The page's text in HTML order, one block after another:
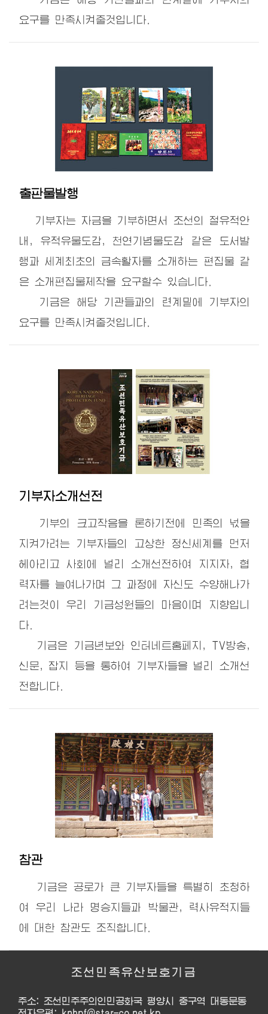
요구를 만족시켜줄것입니다.
출판물발행
기부자는 자금을 기부하면서 조선의 절유적안
내, 유적유물도감, 천연기념물도감 같은 도서발
행과 세계최초의 금속활자를 소개하는 편집물 같
은 소개편집물제작을 요구할수 있습니다.
기금은 해당 기관들과의 련계밑에 기부자의
요구를 만족시켜줄것입니다.
기부자소개선전
기부의 크고작음을 론하기전에 민족의 넋을
지켜가려는 기부자들의 고상한 정신세계를 먼저
헤아리고 사회에 널리 소개선전하여 지지자, 협
력자를 늘여나가며 그 과정에 자신도 수양해나가
려는것이 우리 기금성원들의 마음이며 지향입니
다.
기금은 기금년보와 인터네트홈페지, TV방송,
신문, 잡지 등을 통하여 기부자들을 널리 소개선
전합니다.
참관
기금은 공로가 큰 기부자들을 특별히 초청하
여 우리 나라 명승지들과 박물관, 력사유적지들
에 대한 참관도 조직합니다.
조선민족유산보호기금
주소: 조선민주주의인민공화국 평양시 중구역 대동문동